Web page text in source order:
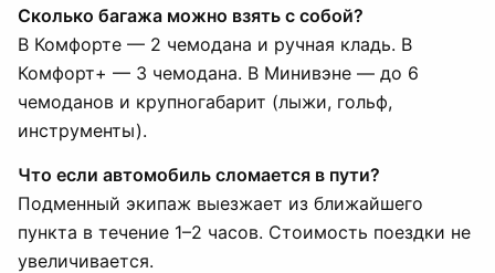
Сколько багажа можно взять с собой?
В Комфорте — 2 чемодана и ручная кладь. В
Комфорт+ — 3 чемодана. В Минивэне — до 6
чемоданов и крупногабарит (лыжи, гольф,
инструменты).
Что если автомобиль сломается в пути?
Подменный экипаж выезжает из ближайшего
пункта в течение 1–2 часов. Стоимость поездки не
увеличивается.